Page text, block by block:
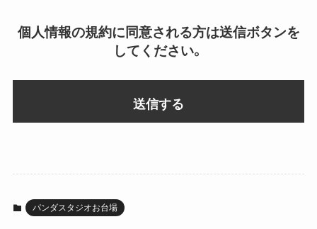
個人情報の規約に同意される方は送信ボタンを
してください。
パンダスタジオお台場